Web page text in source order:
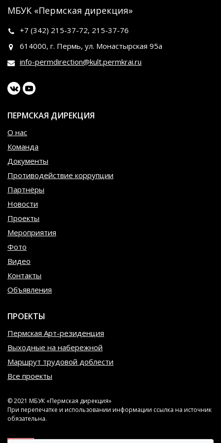
МБУК «Пермская дирекция»
+7 (342) 215-37-72, 215-37-76
614000, г. Пермь, ул. Монастырская 95а
info-permdirection@kult.permkrai.ru
ПЕРМСКАЯ ДИРЕКЦИЯ
О нас
Команда
Документы
Противодействие коррупции
Партнёры
Новости
Проекты
Мероприятия
Фото
Видео
Контакты
Объявления
ПРОЕКТЫ
Пермская Арт-резиденция
Выходные на набережной
Маршрут трудовой доблести
Все проекты
© 2021 МБУК «Пермская дирекция»
При перепечатке и использовании информации ссылка на источник
обязательна.